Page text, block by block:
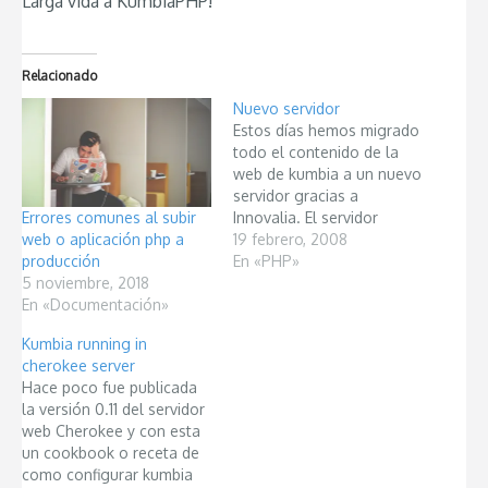
Relacionado
Errores comunes al subir
web o aplicación php a
producción
5 noviembre, 2018
En «Documentación»
Nuevo servidor
Estos días hemos migrado
todo el contenido de la
web de kumbia a un nuevo
servidor gracias a
Innovalia. El servidor
cuenta con php5, con lo
cual se intentará en un
19 febrero, 2008
En «PHP»
Kumbia running in
cherokee server
Hace poco fue publicada
la versión 0.11 del servidor
web Cherokee y con esta
un cookbook o receta de
como configurar kumbia